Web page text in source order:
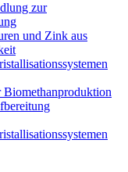
zur
und Zink aus